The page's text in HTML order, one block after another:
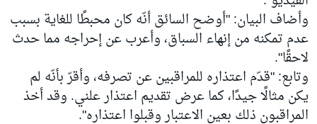
وأضاف البيان: "أوضح السائق أنّه كان محبطًا للغاية بسبب
عدم تمكنه من إنهاء السباق، وأعرب عن إحراجه مما حدث
لاحقًا".
وتابع: "قدّم اعتذاره للمراقبين عن تصرفه، وأقرّ بأنّه لم
يكن مثالًا جيدًا، كما عرض تقديم اعتذار علني. وقد أخذ
المراقبون ذلك بعين الاعتبار وقبلوا اعتذاره".